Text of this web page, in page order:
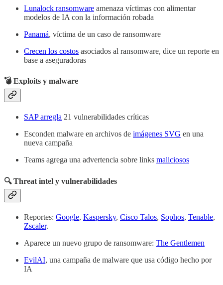
Lunalock ransomware amenaza víctimas con alimentar
modelos de IA con la información robada
Panamá, víctima de un caso de ransomware
Crecen los costos asociados al ransomware, dice un reporte en
base a aseguradoras
💣 Exploits y malware
SAP arregla 21 vulnerabilidades críticas
Esconden malware en archivos de imágenes SVG en una
nueva campaña
Teams agrega una advertencia sobre links maliciosos
🔍 Threat intel y vulnerabilidades
Reportes: Google, Kaspersky, Cisco Talos, Sophos, Tenable,
Zscaler.
Aparece un nuevo grupo de ransomware: The Gentlemen
EvilAI, una campaña de malware que usa código hecho por
IA